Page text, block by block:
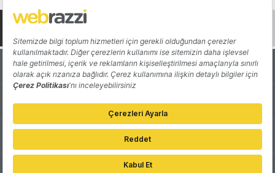
Hakkında Yazarlar
Katkıda Bulun Reklam